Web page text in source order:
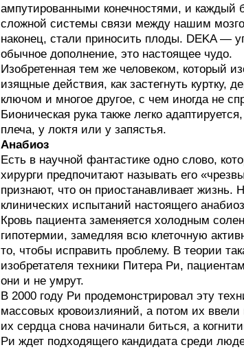
ампутированными конечностями, и каждый
сложной системы связи между нашим
наконец, стали приносить плоды. DEKA —
обычное дополнение, это настоящее чудо.
Изобретенная тем же человеком, который
изящные действия, как застегнуть куртку,
ключом и многое другое, с чем иногда не
Бионическая рука также легко
плеча, у локтя или у запястья.
Анабиоз
Есть в научной фантастике одно слово,
хирурги предпочитают называть его
признают, что он приостанавливает
клинических испытаний настоящего
Кровь пациента заменяется холодным
гипотермии, замедляя всю клеточную
то, чтобы исправить проблему. В теории
изобретателя техники Питера Ри,
они и не умрут.
В 2000 году Ри продемонстрировал эту
массовых кровоизлияний, а потом их
их сердца снова начинали биться, а
Ри ждет подходящего кандидата среди